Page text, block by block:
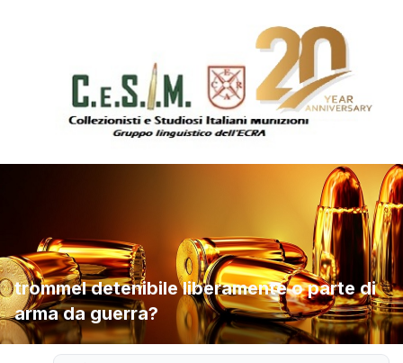
trommel detenibile liberamente o parte di
arma da guerra?